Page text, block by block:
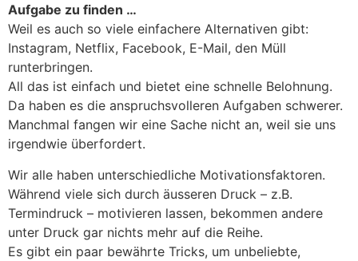
Aufgabe zu finden …
Weil es auch so viele einfachere Alternativen gibt:
Instagram, Netflix, Facebook, E-Mail, den Müll
runterbringen.
All das ist einfach und bietet eine schnelle Belohnung.
Da haben es die anspruchsvolleren Aufgaben schwerer.
Manchmal fangen wir eine Sache nicht an, weil sie uns
irgendwie überfordert.
Wir alle haben unterschiedliche Motivationsfaktoren.
Während viele sich durch äusseren Druck – z.B.
Termindruck – motivieren lassen, bekommen andere
unter Druck gar nichts mehr auf die Reihe.
Es gibt ein paar bewährte Tricks, um unbeliebte,